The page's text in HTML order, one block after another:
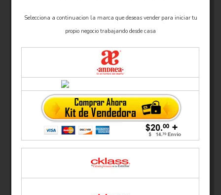
Selecciona a continuacion la marca que deseas vender para iniciar tu
propio negocio trabajando desde casa